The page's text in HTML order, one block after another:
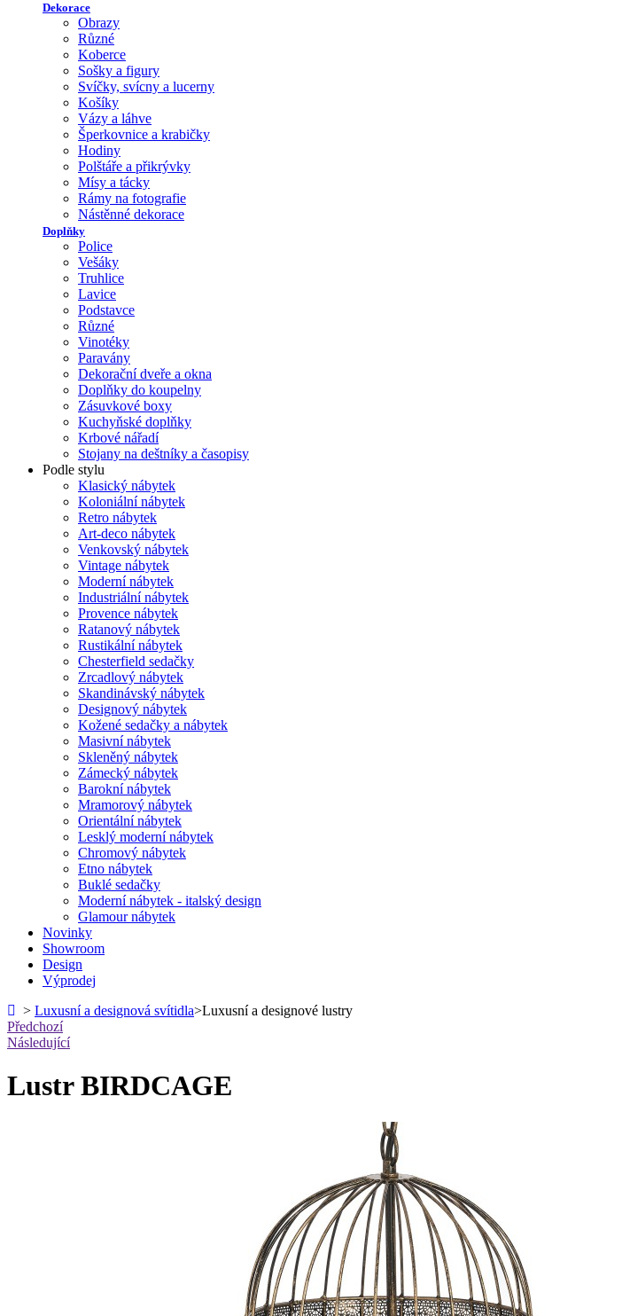
Dekorace
Obrazy
Různé
Koberce
Sošky a figury
Svíčky, svícny a lucerny
Košíky
Vázy a láhve
Šperkovnice a krabičky
Hodiny
Polštáře a přikrývky
Mísy a tácky
Rámy na fotografie
Nástěnné dekorace
Doplňky
Police
Vešáky
Truhlice
Lavice
Podstavce
Různé
Vinotéky
Paravány
Dekorační dveře a okna
Doplňky do koupelny
Zásuvkové boxy
Kuchyňské doplňky
Krbové nářadí
Stojany na deštníky a časopisy
Podle stylu
Klasický nábytek
Koloniální nábytek
Retro nábytek
Art-deco nábytek
Venkovský nábytek
Vintage nábytek
Moderní nábytek
Industriální nábytek
Provence nábytek
Ratanový nábytek
Rustikální nábytek
Chesterfield sedačky
Zrcadlový nábytek
Skandinávský nábytek
Designový nábytek
Kožené sedačky a nábytek
Masivní nábytek
Skleněný nábytek
Zámecký nábytek
Barokní nábytek
Mramorový nábytek
Orientální nábytek
Lesklý moderní nábytek
Chromový nábytek
Etno nábytek
Buklé sedačky
Moderní nábytek - italský design
Glamour nábytek
Novinky
Showroom
Design
Výprodej
> Luxusní a designová svítidla>Luxusní a designové lustry
Předchozí
Následující
Lustr BIRDCAGE